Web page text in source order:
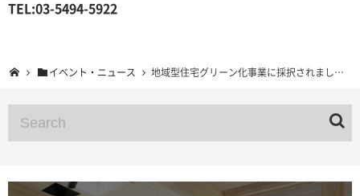
TEL:03-5494-5922
イベント・ニュース 地域型住宅グリーン化事業に採択されました。